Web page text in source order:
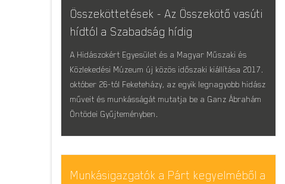
Összeköttetések - Az Összekötő vasúti
hídtól a Szabadság hídig
A Hidászokért Egyesület és a Magyar Műszaki és
Közlekedési Múzeum új közös időszaki kiállítása 2017.
október 26-tól Feketeházy, az egyik legnagyobb hidász
műveit és munkásságát mutatja be a Ganz Ábrahám
Öntödei Gyűjteményben.
Munkásigazgatók a Párt kegyelméből a